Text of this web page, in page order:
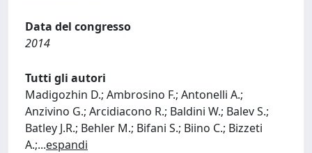
Data del congresso
2014
Tutti gli autori
Madigozhin D.; Ambrosino F.; Antonelli A.;
Anzivino G.; Arcidiacono R.; Baldini W.; Balev S.;
Batley J.R.; Behler M.; Bifani S.; Biino C.; Bizzeti
A.;...espandi